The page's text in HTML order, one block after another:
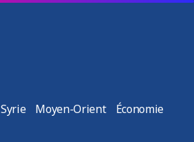
Syrie Moyen-Orient Économie